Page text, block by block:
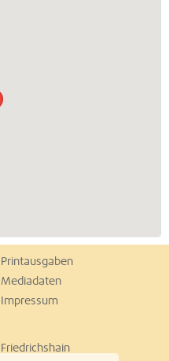
Printausgaben
Mediadaten
Impressum
Friedrichshain